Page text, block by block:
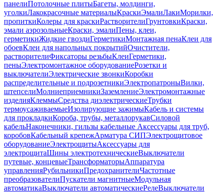
панелиПотолочные плитыБагеты, молдинги,
уголкиЛакокрасочные материалыКраскиЭмалиЛакиМорилки,
пропиткиКолеры для краскиРастворителиГрунтовкиКраски,
эмали аэрозольныеКраски, эмалиПены, клеи,
герметикиЖидкие гвоздиГерметикиМонтажная пенаКлеи для
обоевКлеи для напольных покрытийОчистители,
растворителиФиксаторы резьбыКлеиГерметики,
пеныЭлектромонтажное оборудованиеРозетки и
выключателиЭлектрические звонкиКоробки
распределительные и подрозетникиЭлектропатроныВилки,
штепселиМолниеприемникиЗаземлениеЭлектромонтажные
изделияКлеммыСредства диэлектрическиеТрубки
термоусаживаемыеИзолирующие зажимыКабель и системы
для прокладкиКороба, трубы, металлорукавСиловой
кабельНаконечники, гильзы кабельные Аксессуары для труб,
коробовКабельный крепежАрматура СИПЭлектрощитовое
оборудованиеЭлектрощитыАксессуары для
электрощитаШины электротехническиеВыключатели
путевые, концевыеТрансформаторыАппаратура
управленияРубильникиПредохранителиЧастотные
преобразователиПускатели магнитныеМодульная
автоматикаВыключатели автоматическиеРелеВыключатели